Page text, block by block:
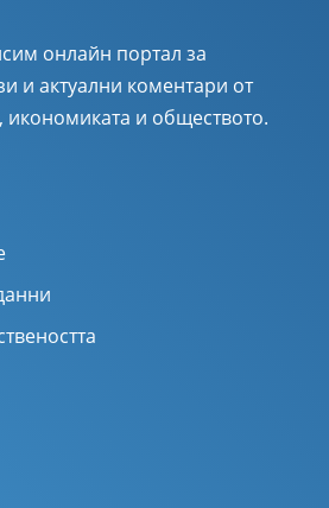
онлайн портал за
и актуални коментари от
икономиката и обществото.